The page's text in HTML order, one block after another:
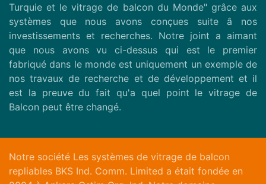
Turquie et le vitrage de balcon du Monde" grâce aux
systèmes que nous avons conçues suite â nos
investissements et recherches. Notre joint a aimant
que nous avons vu ci-dessus qui est le premier
fabriqué dans le monde est uniquement un exemple de
nos travaux de recherche et de développement et il
est la preuve du fait qu'a quel point le vitrage de
Balcon peut être changé.
Notre société Les systèmes de vitrage de balcon
repliables BKS Ind. Comm. Limited a était fondée en